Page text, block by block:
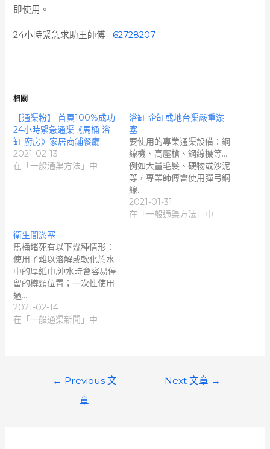
即使用。
24小時緊急求助王師傅 62728207
相關
【通渠粉】 首頁100%成功
24小時緊急通渠《馬桶 浴
缸 廚房》家居商鋪餐廳
2021-02-13
在「一般通渠方法」中
浴缸 企缸或地台渠嚴重淤
塞
要使用的專業通渠設備：鋼
線機、高壓槍、鋼線機等…
例如大量毛髮、硬物或沙泥
等，專業師傅會使用彈弓鋼
線…
2021-01-31
在「一般通渠方法」中
衛生間淤塞
馬桶堵死有以下幾種情形：
使用了難以溶解或軟化於水
中的厚紙巾,沖水時會容易停
留的樽頸位置；一次性使用
過…
2021-02-14
在「一般通渠新聞」中
← Previous 文
章
Next 文章 →